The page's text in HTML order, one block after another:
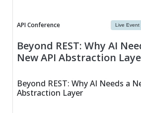
API Conference Live Event
Beyond REST: Why AI
New API Abstraction
Beyond REST: Why AI Needs a
Abstraction Layer